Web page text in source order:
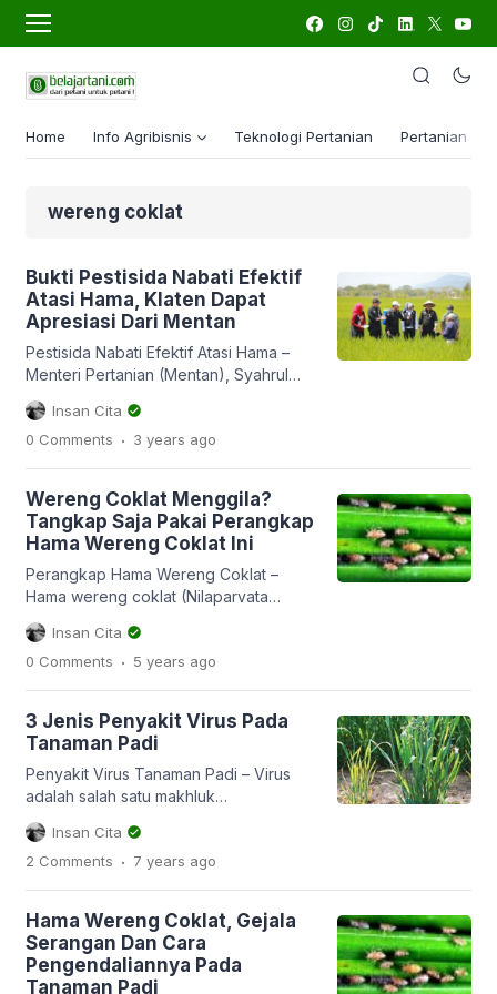
Home Info Agribisnis Teknologi Pertanian Pertanian
wereng coklat
Bukti Pestisida Nabati Efektif
Atasi Hama, Klaten Dapat
Apresiasi Dari Mentan
Pestisida Nabati Efektif Atasi Hama –
Menteri Pertanian (Mentan), Syahrul
Yakin Limpo (SYL) pada pertengahan
Juli lalu mengunjungi Kabupaten Klaten
Jawa Tengah untuk melihat langsung
Karangdowo. Apresiasi datang dari
Menteri Pertanian, dengan mengatakan
bahwa Klaten sudah berhasil dengan
baik dalam menangani hama wereng
coklat dan […]
Insan Cita
0 Comments . 3 years ago
Wereng Coklat Menggila?
Tangkap Saja Pakai Perangkap
Hama Wereng Coklat Ini
Perangkap Hama Wereng Coklat –
Hama wereng coklat (Nilaparvata
lugens), merupakan salah satu hama
utama tanaman padi. Bekerja dengan
cara menghisap cairan tanaman padi
dibilang hama yang penyebarannya
cepat dan luas. Satu wereng coklat
betina dewasa sekali bertelur bisa
menghasilkan 500 telur. Oleh […]
Insan Cita
0 Comments . 5 years ago
3 Jenis Penyakit Virus Pada
Tanaman Padi
Penyakit Virus Tanaman Padi – Virus
adalah salah satu makhluk
submikroskopis yang dapat
menyebabkan makhluk hidup lain sakit.
Contoh pada manusia, banyak sekali
burung, influenza, hepatitis, demam
berdarah adalah beberapa contoh
penyakit yang disebabkan oleh virus.
Insan Cita
2 Comments . 7 years ago
Hama Wereng Coklat, Gejala
Serangan Dan Cara
Pengendaliannya Pada
Tanaman Padi